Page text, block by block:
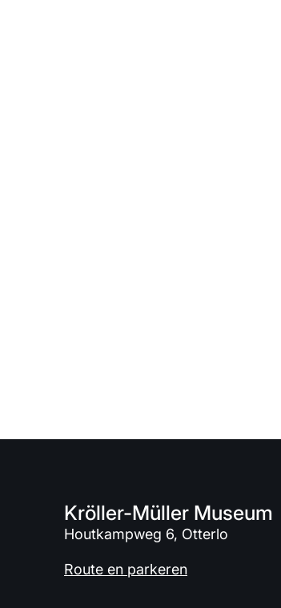
Kröller-Müller Museum
Houtkampweg 6, Otterlo
Route en parkeren